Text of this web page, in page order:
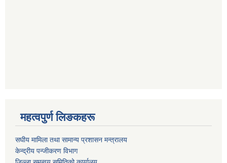
महत्वपुर्ण लिङकहरू
स‌घीय मामिला तथा सामान्य प्रशासन मन्त्रालय
केन्द्रीय पन्जीकरण विभाग